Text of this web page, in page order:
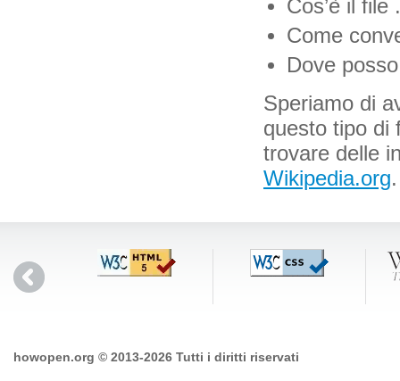
Cos’è il file
Come
Dove
Speriamo di
questo tipo di
trovare delle
Wikipedia.org.
howopen.org © 2013-2026 Tutti i diritti riservati